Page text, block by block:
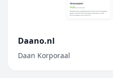
Daano.nl
Daan Korporaal